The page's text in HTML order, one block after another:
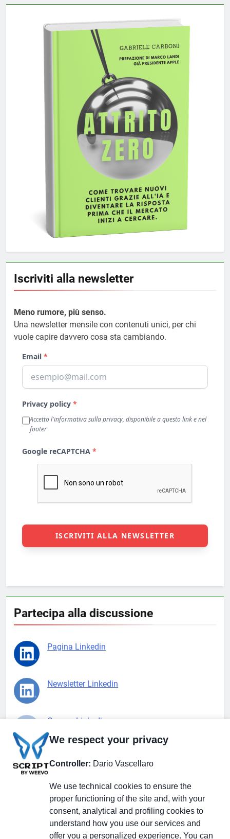
Iscriviti alla newsletter
Meno rumore, più senso.
Una newsletter mensile con contenuti unici, per chi
vuole capire davvero cosa sta cambiando.
Partecipa alla discussione
Pagina Linkedin
Newsletter Linkedin
Gruppo Linkedin
Pagina Facebook
X.com
We respect your privacy
Controller: Dario Vascellaro
We use technical cookies to ensure the
proper functioning of the site and, with your
consent, analytical and profiling cookies to
understand how you use our services and
offer you a personalized experience. You can